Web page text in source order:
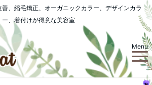
、縮毛矯正、オーガニックカラー、デザインカラ
ー、着付けが得意な美容室
Menu